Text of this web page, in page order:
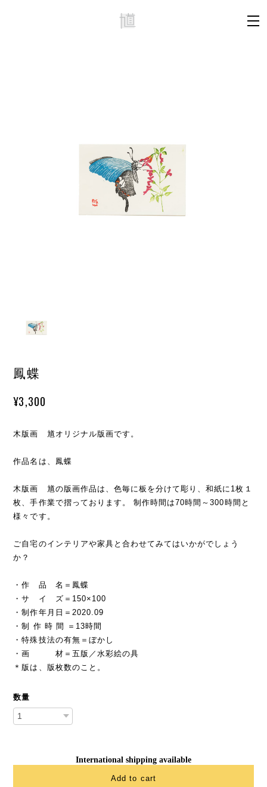
鳳蝶
¥3,300
木版画 馗オリジナル版画です。
作品名は、鳳蝶
木版画 馗の版画作品は、色毎に板を分けて彫り、和紙に1枚１
枚、手作業で摺っております。 制作時間は70時間～300時間と
様々です。
ご自宅のインテリアや家具と合わせてみてはいかがでしょう
か？
・作 品 名＝鳳蝶
・サ イ ズ＝150×100
・制作年月日＝2020.09
・制 作 時 間 ＝13時間
・特殊技法の有無＝ぼかし
・画 材＝五版／水彩絵の具
＊版は、版枚数のこと。
数量
International shipping available
Add to cart